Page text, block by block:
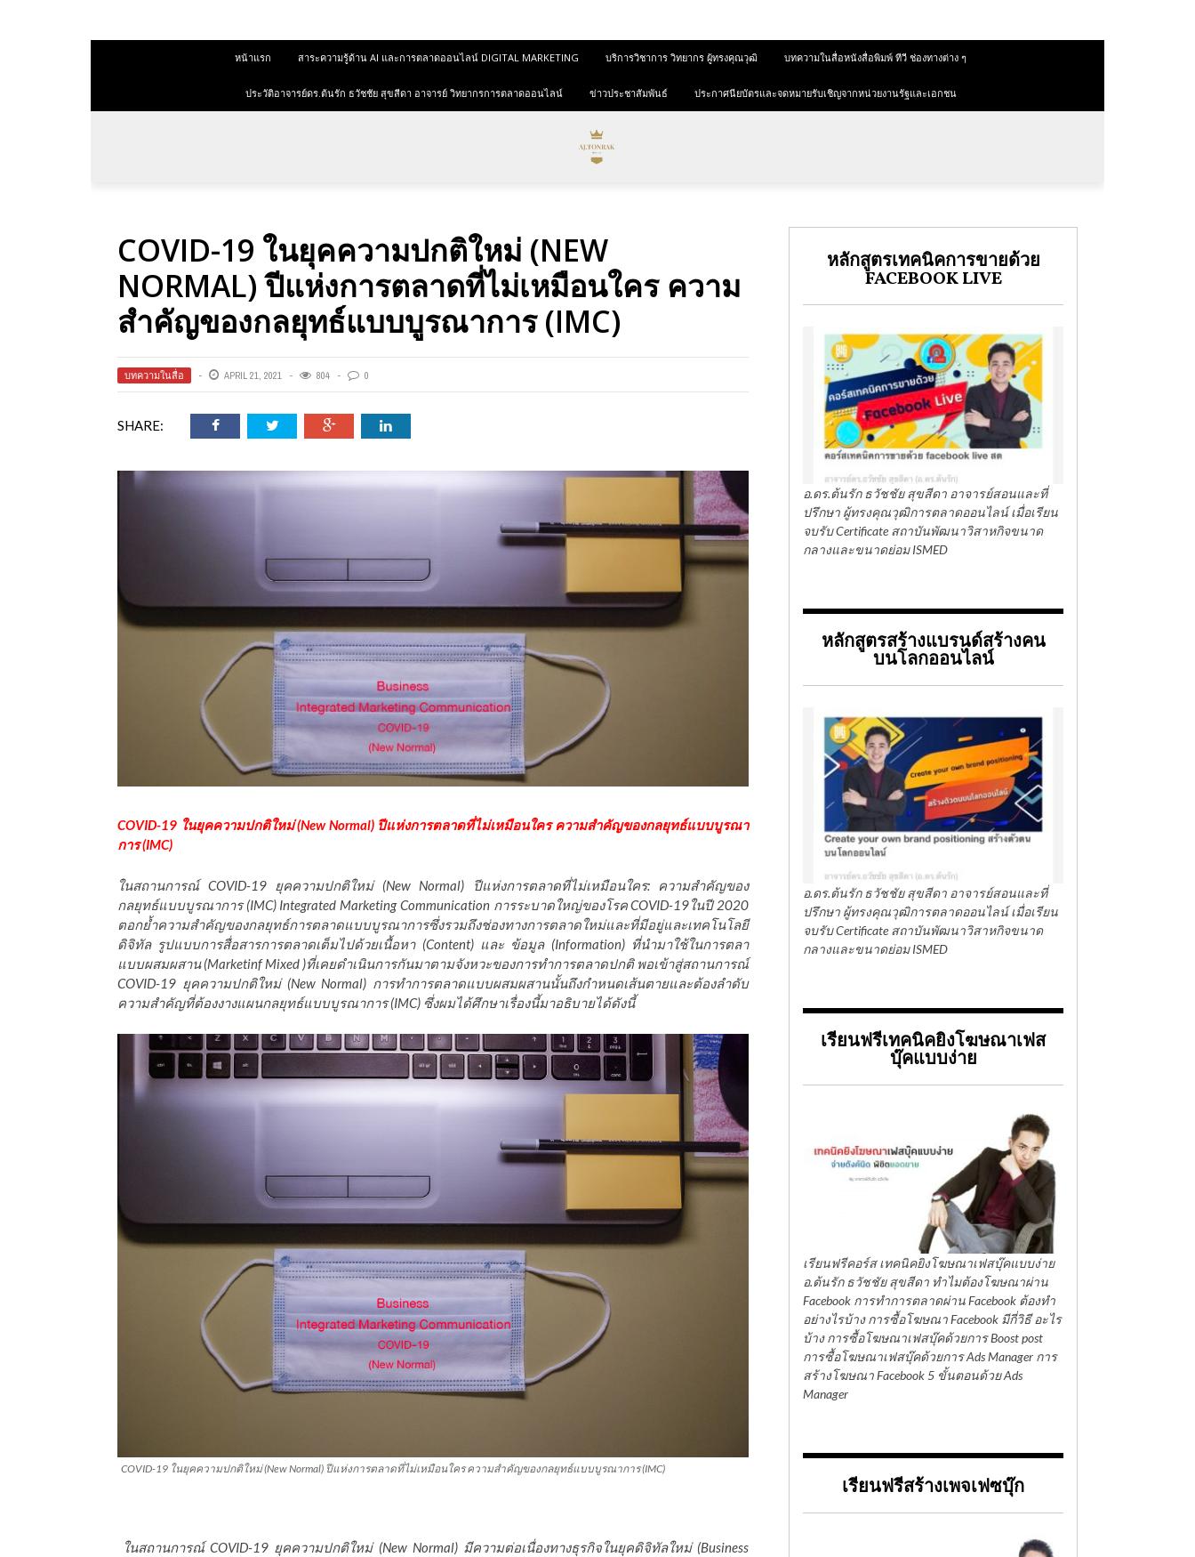
หน้าแรก สาระความรู้ด้าน AI และการตลาดออนไลน์ DIGITAL MARKETING บริการวิชาการ วิทยากร ผู้ทรงคุณวุฒิ บทความในสื่อหนังสื่อพิมพ์ ทีวี ช่องทางต่าง ๆ
ประวัติอาจารย์ดร.ต้นรัก ธวัชชัย สุขสีดา อาจารย์ วิทยากรการตลาดออนไลน์ ข่าวประชาสัมพันธ์ ประกาศนียบัตรและจดหมายรับเชิญจากหน่วยงานรัฐและเอกชน
COVID-19 ในยุคความปกติใหม่ (NEW
NORMAL) ปีแห่งการตลาดที่ไม่เหมือนใคร ความ
สำคัญของกลยุทธ์แบบบูรณาการ (IMC)
บทความในสื่อ APRIL 21, 2021 804 0
SHARE:
COVID-19 ในยุคความปกติใหม่ (New Normal) ปีแห่งการตลาดที่ไม่เหมือนใคร ความสำคัญของกลยุทธ์แบบบูรณา
การ (IMC)
ในสถานการณ์ COVID-19 ยุคความปกติใหม่ (New Normal) ปีแห่งการตลาดที่ไม่เหมือนใคร: ความสำคัญของ
กลยุทธ์แบบบูรณาการ (IMC) Integrated Marketing Communication การระบาดใหญ่ของโรค COVID-19ในปี 2020
ตอกย้ำความสำคัญของกลยุทธ์การตลาดแบบบูรณาการซึ่งรวมถึงช่องทางการตลาดใหม่และที่มีอยู่และเทคโนโลยี
ดิจิทัล รูปแบบการสื่อสารการตลาดเต็มไปด้วยเนื้อหา (Content) และ ข้อมูล (Information) ที่นำมาใช้ในการตลา
แบบผสมผสาน (Marketinf Mixed )ที่เคยดำเนินการกันมาตามจังหวะของการทำการตลาดปกติ พอเข้าสู่สถานการณ์
COVID-19 ยุคความปกติใหม่ (New Normal) การทำการตลาดแบบผสมผสานนั้นถึงกำหนดเส้นตายและต้องลำดับ
ความสำคัญที่ต้องงางแผนกลยุทธ์แบบบูรณาการ (IMC) ซึ่งผมได้ศึกษาเรื่องนี้มาอธิบายได้ดังนี้
COVID-19 ในยุคความปกติใหม่ (New Normal) ปีแห่งการตลาดที่ไม่เหมือนใคร ความสำคัญของกลยุทธ์แบบบูรณาการ (IMC)
ในสถานการณ์ COVID-19 ยุคความปกติใหม่ (New Normal) มีความต่อเนื่องทางธุรกิจในยุคดิจิทัลใหม่ (Business
หลักสูตรเทคนิคการขายด้วย
FACEBOOK LIVE
อ.ดร.ต้นรัก ธวัชชัย สุขสีดา อาจารย์สอนและที่
ปรึกษา ผู้ทรงคุณวุฒิการตลาดออนไลน์ เมื่อเรียน
จบรับ Certificate สถาบันพัฒนาวิสาหกิจขนาด
กลางและขนาดย่อม ISMED
หลักสูตรสร้างแบรนด์สร้างคน
บนโลกออนไลน์
อ.ดร.ต้นรัก ธวัชชัย สุขสีดา อาจารย์สอนและที่
ปรึกษา ผู้ทรงคุณวุฒิการตลาดออนไลน์ เมื่อเรียน
จบรับ Certificate สถาบันพัฒนาวิสาหกิจขนาด
กลางและขนาดย่อม ISMED
เรียนฟรีเทคนิคยิงโฆษณาเฟส
บุ๊คแบบง่าย
เรียนฟรีคอร์ส เทคนิคยิงโฆษณาเฟสบุ๊คแบบง่าย
อ.ต้นรัก ธวัชชัย สุขสีดา ทำไมต้องโฆษณาผ่าน
Facebook การทำการตลาดผ่าน Facebook ต้องทำ
อย่างไรบ้าง การซื้อโฆษณา Facebook มีกี่วิธี อะไร
บ้าง การซื้อโฆษณาเฟสบุ๊คด้วยการ Boost post
การซื้อโฆษณาเฟสบุ๊คด้วยการ Ads Manager การ
สร้างโฆษณา Facebook 5 ขั้นตอนด้วย Ads
Manager
เรียนฟรีสร้างเพจเฟซบุ๊ก